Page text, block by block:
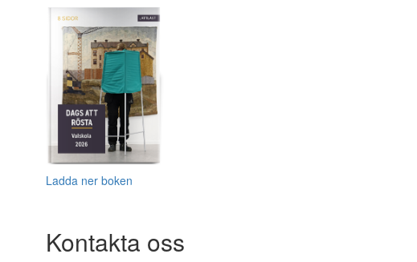
Ladda ner boken
Kontakta oss